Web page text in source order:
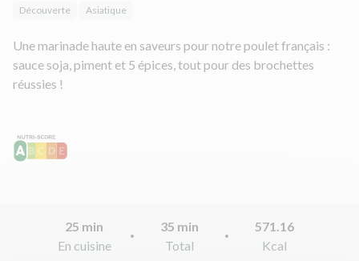
Découverte Asiatique
Une marinade haute en saveurs pour notre poulet français :
sauce soja, piment et 5 épices, tout pour des brochettes
réussies !
25 min
En cuisine
35 min
Total
571.16
Kcal